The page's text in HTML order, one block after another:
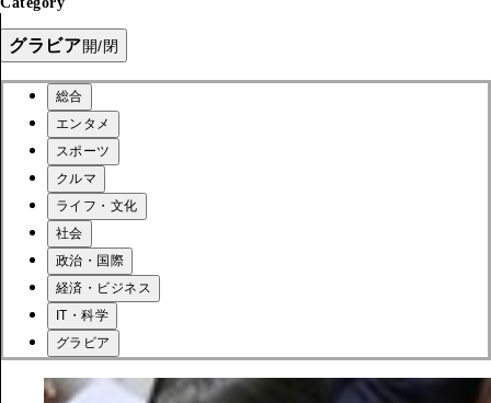
グラビア開/閉
総合
エンタメ
スポーツ
クルマ
ライフ・文化
社会
政治・国際
経済・ビジネス
IT・科学
グラビア